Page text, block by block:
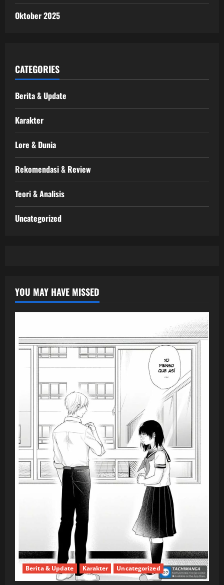
Oktober 2025
CATEGORIES
Berita & Update
Karakter
Lore & Dunia
Rekomendasi & Review
Teori & Analisis
Uncategorized
YOU MAY HAVE MISSED
Berita & Update Karakter Uncategorized